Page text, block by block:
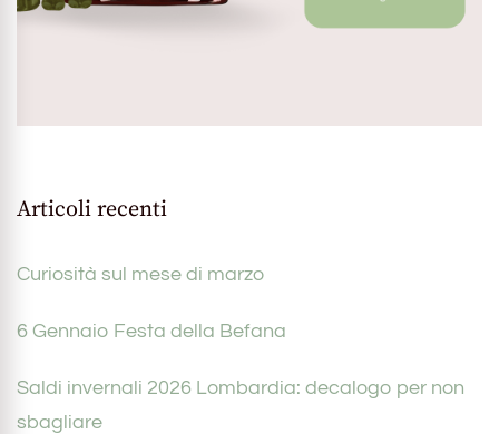
Articoli recenti
Curiosità sul mese di marzo
6 Gennaio Festa della Befana
Saldi invernali 2026 Lombardia: decalogo per non
sbagliare